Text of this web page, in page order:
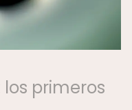
primeros